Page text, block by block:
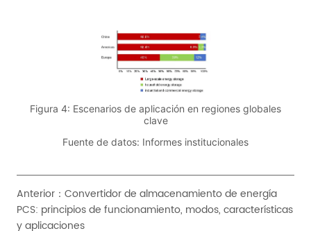
Anterior：Convertidor de almacenamiento de energía
PCS: principios de funcionamiento, modos, características
y aplicaciones